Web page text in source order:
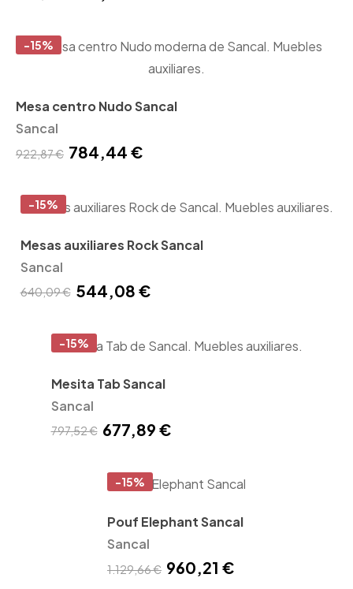
-15%
Mesa centro Nudo Sancal
Sancal
922,87 € 784,44 €
-15%
Mesas auxiliares Rock Sancal
Sancal
640,09 € 544,08 €
-15%
Mesita Tab Sancal
Sancal
797,52 € 677,89 €
-15%
Pouf Elephant Sancal
Sancal
1.129,66 € 960,21 €